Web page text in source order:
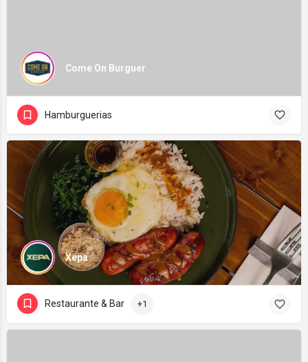
Come On Burguer
Hamburguerias
Xepa
Restaurante & Bar +1